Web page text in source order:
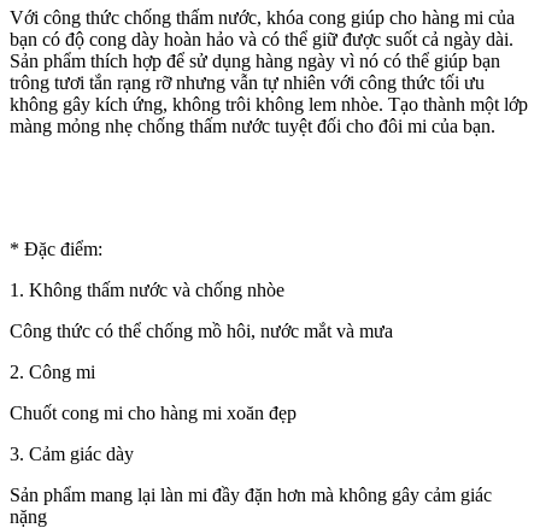
Với công thức chống thấm nước, khóa cong giúp cho hàng mi của
bạn có độ cong dày hoàn hảo và có thể giữ được suốt cả ngày dài.
Sản phẩm thích hợp để sử dụng hàng ngày vì nó có thể giúp bạn
trông tươi tắn rạng rỡ nhưng vẫn tự nhiên với công thức tối ưu
không gây kích ứng, không trôi không lem nhòe. Tạo thành một lớp
màng mỏng nhẹ chống thấm nước tuyệt đối cho đôi mi của bạn.
* Đặc điểm:
1. Không thấm nước và chống nhòe
Công thức có thể chống mồ hôi, nước mắt và mưa
2. Công mi
Chuốt cong mi cho hàng mi xoăn đẹp
3. Cảm giác dày
Sản phẩm mang lại làn mi đầy đặn hơn mà không gây cảm giác
nặng